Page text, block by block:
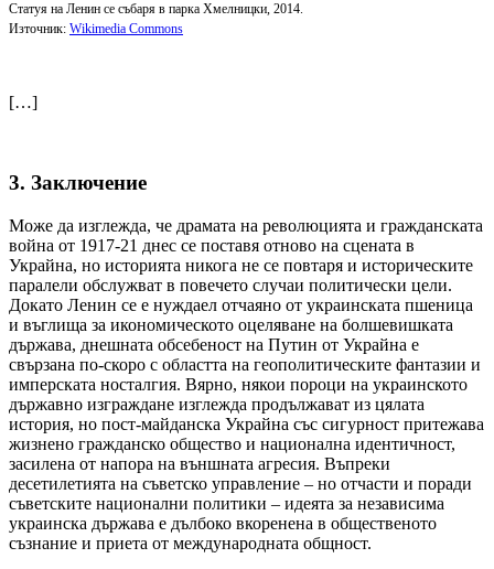
Статуя на Ленин се събаря в парка Хмелницки, 2014.
Източник: Wikimedia Commons
[…]
3. Заключение
Може да изглежда, че драмата на революцията и гражданската
война от 1917-21 днес се поставя отново на сцената в
Украйна, но историята никога не се повтаря и историческите
паралели обслужват в повечето случаи политически цели.
Докато Ленин се е нуждаел отчаяно от украинската пшеница
и въглища за икономическото оцеляване на болшевишката
държава, днешната обсебеност на Путин от Украйна е
свързана по-скоро с областта на геополитическите фантазии и
имперската носталгия. Вярно, някои пороци на украинското
държавно изграждане изглежда продължават из цялата
история, но пост-майданска Украйна със сигурност притежава
жизнено гражданско общество и национална идентичност,
засилена от напора на външната агресия. Въпреки
десетилетията на съветско управление – но отчасти и поради
съветските национални политики – идеята за независима
украинска държава е дълбоко вкоренена в общественото
съзнание и приета от международната общност.